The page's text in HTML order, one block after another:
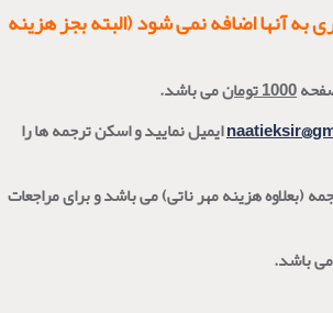
آنها اضافه نمی شود (البته بجز هزینه
1000 تومان
می باشد.
ایمیل نمایید و اسکن ترجمه ها را
25% هزینه ترجمه (بعلاوه هزینه مهر ناتی) و برای مراجعات بعدی (تا یکسال از دریافت نسخه اول) 75% هزینه ترجمه (بعلاوه هزینه مهر ناتی) می باشد و برای مراجعات